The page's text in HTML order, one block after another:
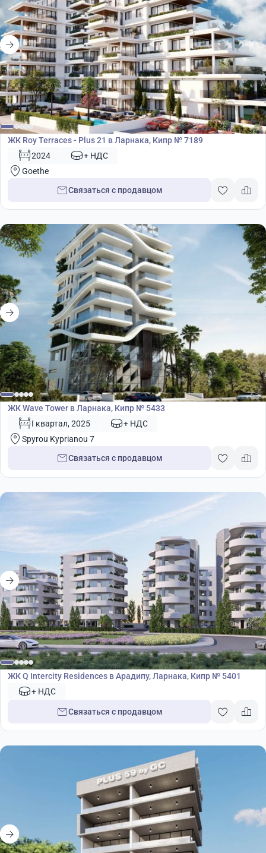
Жилой комплекс
ЖК Roy Terraces - Plus 21 в Ларнака, Кипр № 7189
2024
+ НДС
Goethe
Связаться с продавцом
Жилой комплекс
ЖК Wave Tower в Ларнака, Кипр № 5433
I квартал, 2025
+ НДС
Spyrou Kyprianou 7
Связаться с продавцом
Жилой комплекс
ЖК Q Intercity Residences в Арадипу, Ларнака, Кипр № 5401
+ НДС
Связаться с продавцом